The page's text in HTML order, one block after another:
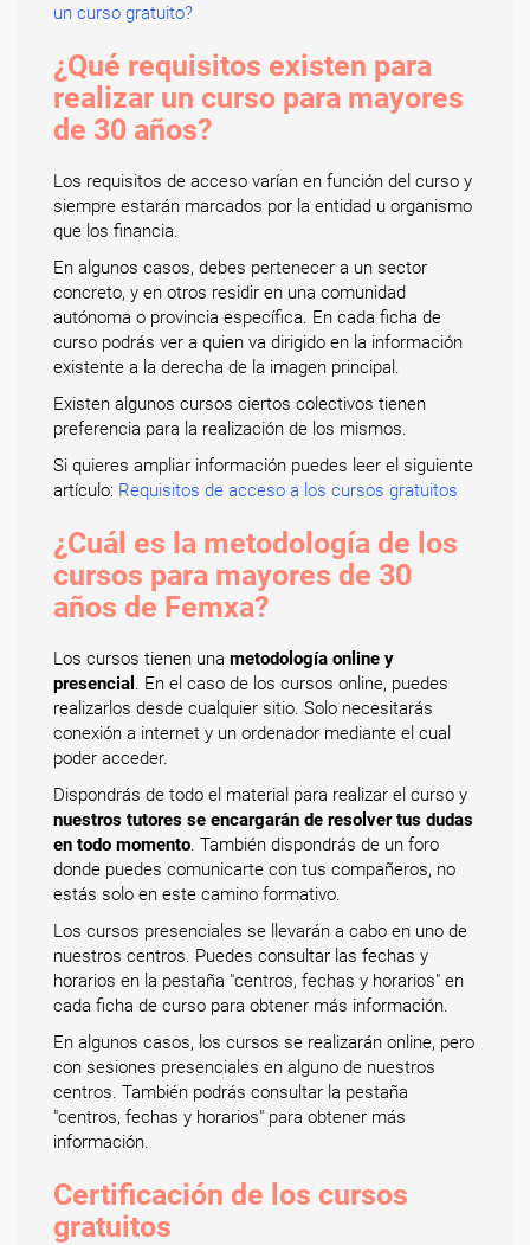
un curso gratuito?
¿Qué requisitos existen para
realizar un curso para mayores
de 30 años?
Los requisitos de acceso varían en función del curso y
siempre estarán marcados por la entidad u organismo
que los financia.
En algunos casos, debes pertenecer a un sector
concreto, y en otros residir en una comunidad
autónoma o provincia específica. En cada ficha de
curso podrás ver a quien va dirigido en la información
existente a la derecha de la imagen principal.
Existen algunos cursos ciertos colectivos tienen
preferencia para la realización de los mismos.
Si quieres ampliar información puedes leer el siguiente
artículo: Requisitos de acceso a los cursos gratuitos
¿Cuál es la metodología de los
cursos para mayores de 30
años de Femxa?
Los cursos tienen una metodología online y
presencial . En el caso de los cursos online, puedes
realizarlos desde cualquier sitio. Solo necesitarás
conexión a internet y un ordenador mediante el cual
poder acceder.
Dispondrás de todo el material para realizar el curso y
nuestros tutores se encargarán de resolver tus dudas
en todo momento. También dispondrás de un foro
donde puedes comunicarte con tus compañeros, no
estás solo en este camino formativo.
Los cursos presenciales se llevarán a cabo en uno de
nuestros centros. Puedes consultar las fechas y
horarios en la pestaña "centros, fechas y horarios" en
cada ficha de curso para obtener más información.
En algunos casos, los cursos se realizarán online, pero
con sesiones presenciales en alguno de nuestros
centros. También podrás consultar la pestaña
"centros, fechas y horarios" para obtener más
información.
Certificación de los cursos
gratuitos